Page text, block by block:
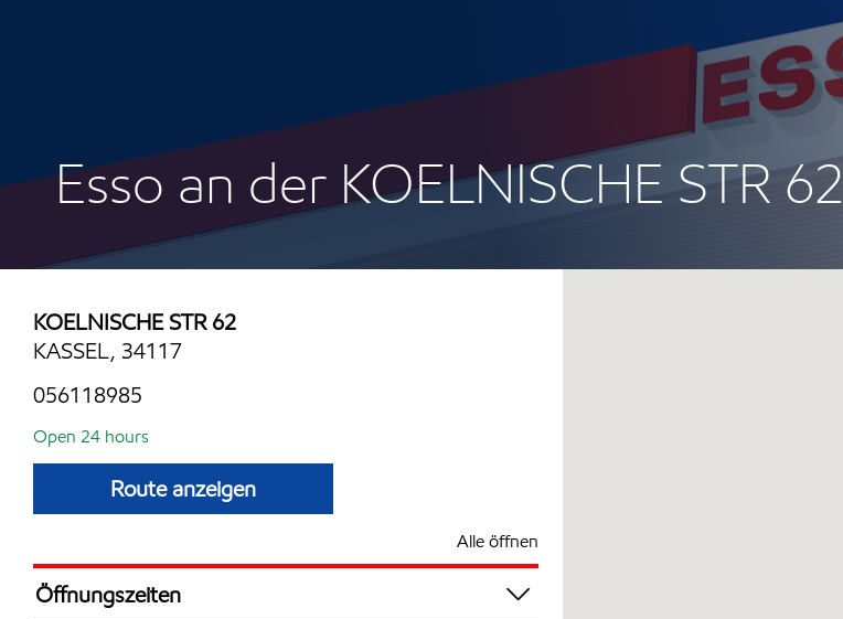
Esso an der KOELNISCHE STR 62
KOELNISCHE STR 62
KASSEL, 34117
056118985
Open 24 hours
Route anzeigen
Alle öffnen
Öffnungszeiten